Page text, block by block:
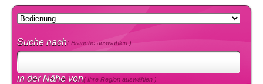
Suche nach( Branche auswählen )
in der Nähe von( Ihre Region auswählen )